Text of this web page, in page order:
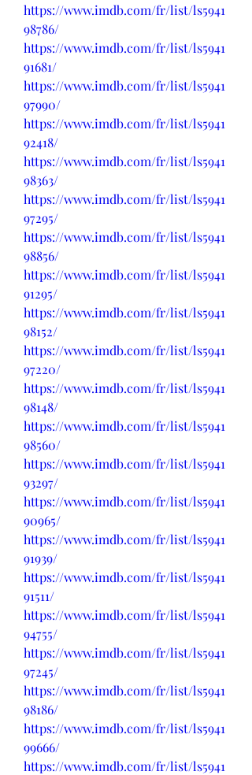
https://www.imdb.com/fr/list/ls5941
98786/
https://www.imdb.com/fr/list/ls5941
91681/
https://www.imdb.com/fr/list/ls5941
97990/
https://www.imdb.com/fr/list/ls5941
92418/
https://www.imdb.com/fr/list/ls5941
98363/
https://www.imdb.com/fr/list/ls5941
97295/
https://www.imdb.com/fr/list/ls5941
98856/
https://www.imdb.com/fr/list/ls5941
91295/
https://www.imdb.com/fr/list/ls5941
98152/
https://www.imdb.com/fr/list/ls5941
97220/
https://www.imdb.com/fr/list/ls5941
98148/
https://www.imdb.com/fr/list/ls5941
98560/
https://www.imdb.com/fr/list/ls5941
93297/
https://www.imdb.com/fr/list/ls5941
90965/
https://www.imdb.com/fr/list/ls5941
91939/
https://www.imdb.com/fr/list/ls5941
91511/
https://www.imdb.com/fr/list/ls5941
94755/
https://www.imdb.com/fr/list/ls5941
97245/
https://www.imdb.com/fr/list/ls5941
98186/
https://www.imdb.com/fr/list/ls5941
99666/
https://www.imdb.com/fr/list/ls5941